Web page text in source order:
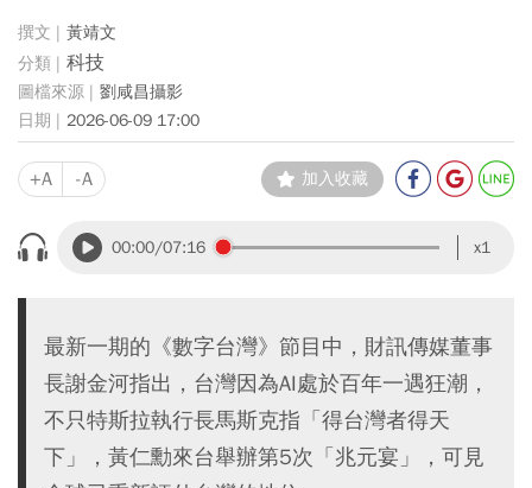
黃靖文
科技
劉咸昌攝影
2026-06-09 17:00
+A -A 加入收藏
00:00/07:16 x1
最新一期的《數字台灣》節目中，財訊傳媒董事
長謝金河指出，台灣因為AI處於百年一遇狂潮，
不只特斯拉執行長馬斯克指「得台灣者得天
下」，黃仁勳來台舉辦第5次「兆元宴」，可見